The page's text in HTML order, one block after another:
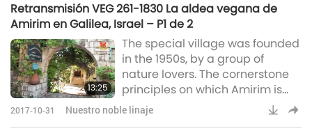
have veg restaurants.
Retransmisión VEG 261-1830 La aldea vegana de
Amirim en Galilea, Israel – P1 de 2
13:25
The special village was founded
in the 1950s, by a group of
nature lovers. The cornerstone
principles on which Amirim is
founded include vegetarianism
and an organic lifestyle, it is
2017-10-31 Nuestro noble linaje